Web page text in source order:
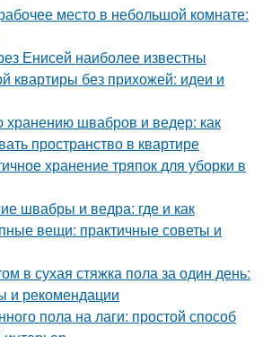
место в небольшой комнате:
Енисей наиболее известны
квартиры без прихожей: идеи и
хранению швабров и ведер: как
пространство в квартире
хранение тряпок для уборки в
швабры и ведра: где и как
вещи: практичные советы и
в сухая стяжка пола за один день:
и рекомендации
пола на лаги: простой способ